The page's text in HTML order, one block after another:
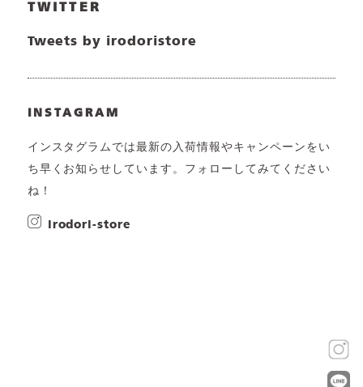
TWITTER
Tweets by irodoristore
INSTAGRAM
インスタグラムでは最新の入荷情報やキャンペーンをい
ち早くお知らせしています。フォローしてみてください
ね！
irodori-store